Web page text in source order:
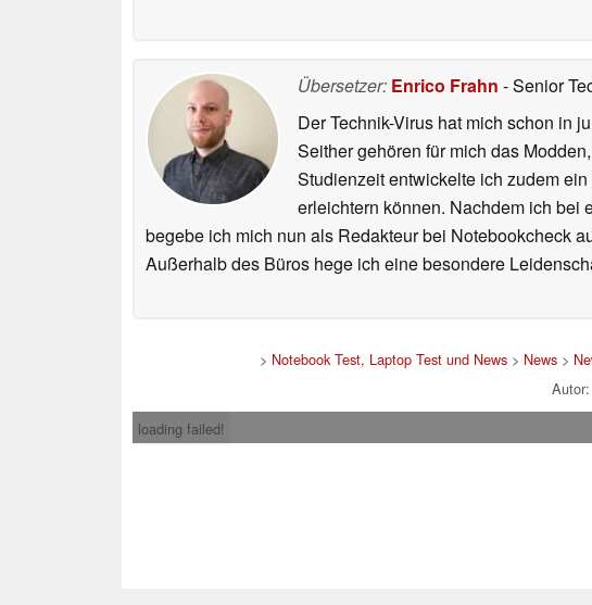
Übersetzer: Enrico Frahn - Senior
Der Technik-Virus hat mich schon in
Seither gehören für mich das
Studienzeit entwickelte ich zudem
erleichtern können. Nachdem ich bei
begebe ich mich nun als Redakteur bei Notebookcheck
Außerhalb des Büros hege ich eine besondere
> Notebook Test, Laptop Test und News > News >
loading failed!